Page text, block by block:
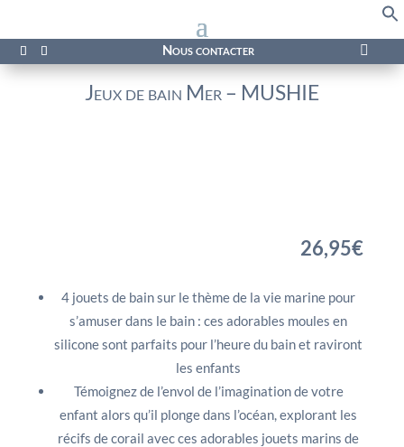
Nous contacter 
Jeux de bain Mer – MUSHIE
26,95€
4 jouets de bain sur le thème de la vie marine pour
s’amuser dans le bain : ces adorables moules en
silicone sont parfaits pour l’heure du bain et raviront
les enfants
Témoignez de l’envol de l’imagination de votre
enfant alors qu’il plonge dans l’océan, explorant les
récifs de corail avec ces adorables jouets marins de